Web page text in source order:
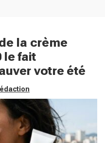
la crème
le fait
votre été